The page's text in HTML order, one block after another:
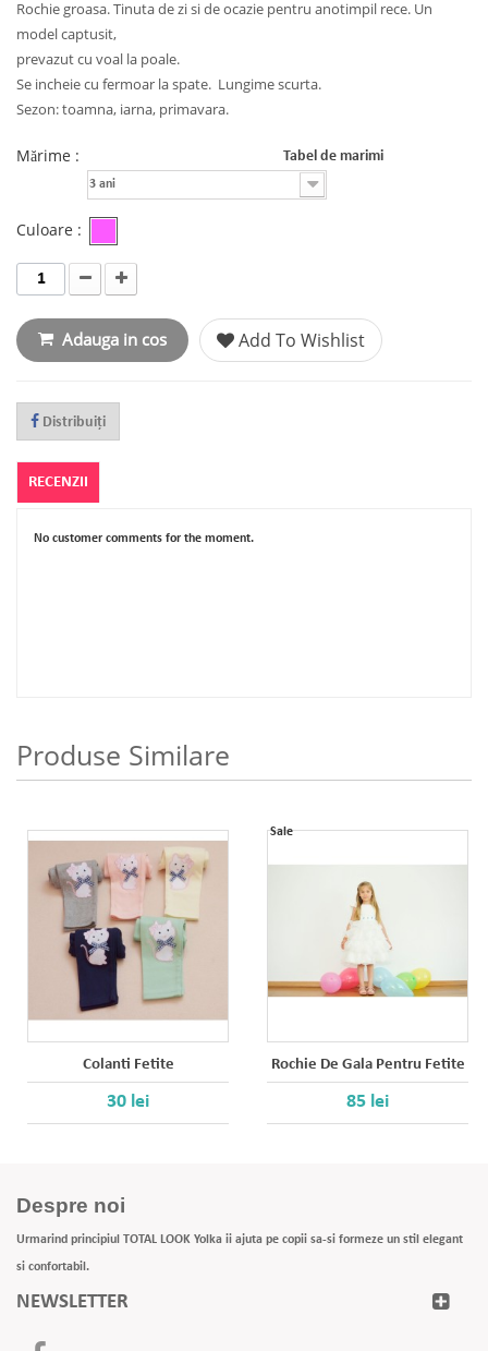
Rochie groasa. Tinuta de zi si de ocazie pentru anotimpil rece. Un
model captusit,
prevazut cu voal la poale.
Se incheie cu fermoar la spate. Lungime scurta.
Sezon: toamna, iarna, primavara.
Mărime : Tabel de marimi
3 ani
Culoare :
Adauga in cos Add To Wishlist
Distribuiţi
RECENZII
No customer comments for the moment.
Produse Similare
Colanti Fetite
30 lei
Rochie De Gala Pentru Fetite
85 lei
Sale
Despre noi
Urmarind principiul TOTAL LOOK Yolka ii ajuta pe copii sa-si formeze un stil elegant
si confortabil.
NEWSLETTER